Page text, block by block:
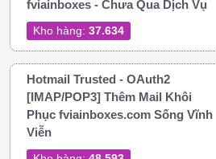
fviainboxes - Chưa Qua Dịch Vụ
Kho hàng: 37.634
Hotmail Trusted - OAuth2
[IMAP/POP3] Thêm Mail Khôi
Phục fviainboxes.com Sống Vĩnh
Viễn